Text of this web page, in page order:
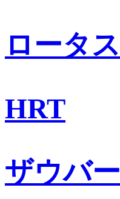
ロータス
HRT
ザウバー